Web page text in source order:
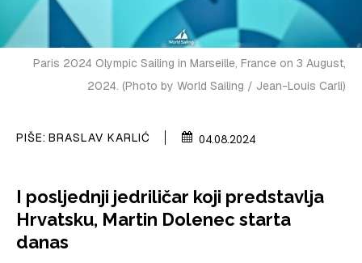
SHOP
Paris 2024 Olympic Sailing in Marseille, France on 3 August,
2024. (Photo by World Sailing / Jean-Louis Carli)
PIŠE: BRASLAV KARLIĆ 04.08.2024
I posljednji jedriličar koji predstavlja
Hrvatsku, Martin Dolenec starta
danas